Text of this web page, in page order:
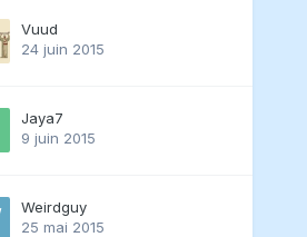
Vuud
24 juin 2015
Jaya7
9 juin 2015
Weirdguy
25 mai 2015